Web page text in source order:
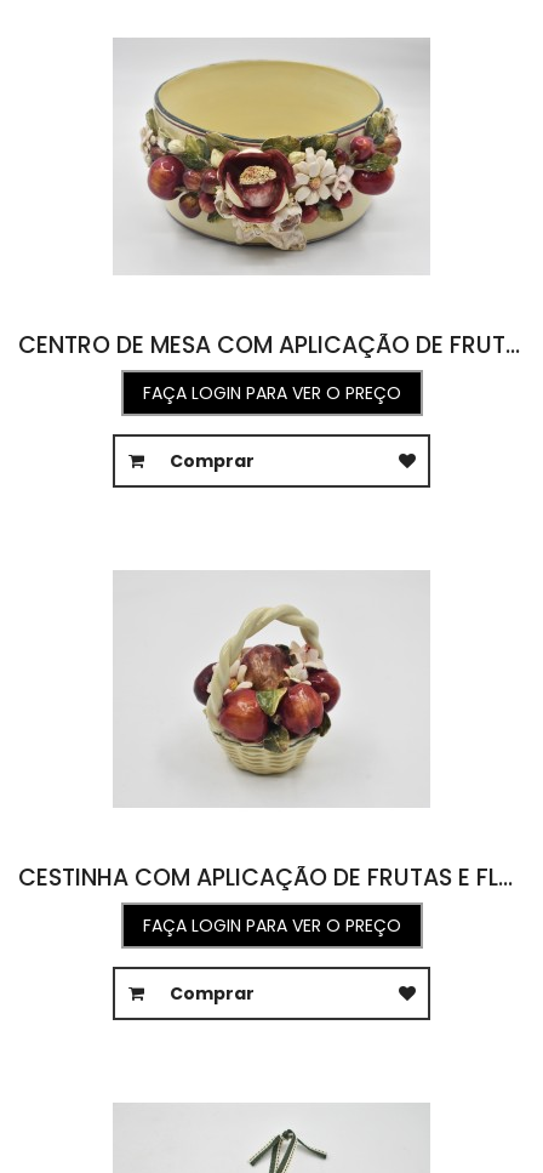
CENTRO DE MESA COM APLICAÇÃO DE FRUTAS E FLORES 32,5L X 39C X 16,5A
FAÇA LOGIN PARA VER O PREÇO
Comprar
CESTINHA COM APLICAÇÃO DE FRUTAS E FLORES 9D X 10A
FAÇA LOGIN PARA VER O PREÇO
Comprar